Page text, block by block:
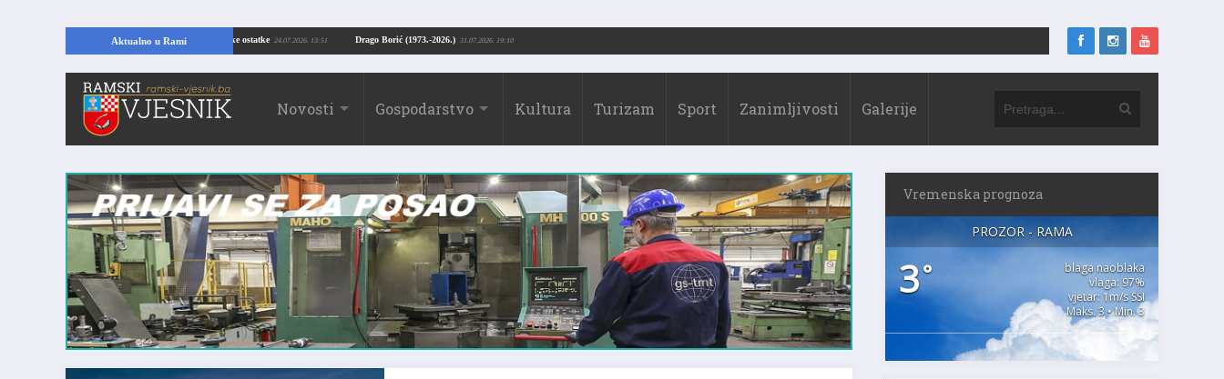
Aktualno u Rami Drago Borić (1973.-2026.)
OTKRIĆE U RAMI: Kopajući temelje kuće, pronašao vrijedne arheološke ostatke 24.07.2026. 13:51
Novosti Gospodarstvo Kultura Turizam Sport Zanimljivosti Galerije
Vremenska prognoza
PROZOR - RAMA
3°
blaga naoblaka
vlaga: 97%
vjetar: 1m/s SSI
Maks. 3 • Min. 3